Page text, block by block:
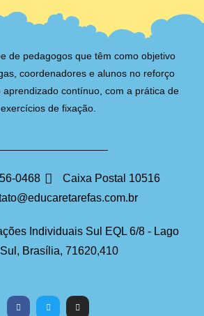
de pedagogos que têm como objetivo
coordenadores e alunos no reforço
aprendizado contínuo, com a prática de
exercícios de fixação.
0468
Caixa Postal 10516
Individuais Sul EQL 6/8 - Lago
Sul, Brasília, 71620,410